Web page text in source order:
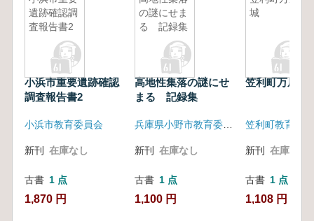
遺跡確認調
査報告書2
小浜市重要遺跡確認
調査報告書2
小浜市教育委員会
新刊 在庫なし
古書 1 点
1,870 円
の謎にせま
る 記録集
高地性集落の謎にせ
まる 記録集
新刊 在庫なし
古書 1 点
1,100 円
城
笠利町万屋城
新刊 在庫なし
古書 1 点
1,108 円